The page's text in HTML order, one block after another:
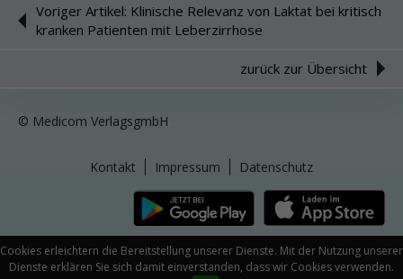
Cookies erleichtern die Bereitstellung unserer Dienste. Mit der Nutzung unserer
Dienste erklären Sie sich damit einverstanden, dass wir Cookies verwenden.
Voriger Artikel: Klinische Relevanz von Laktat bei kritisch
kranken Patienten mit Leberzirrhose
zurück zur Übersicht
© Medicom VerlagsgmbH
Kontakt Impressum Datenschutz